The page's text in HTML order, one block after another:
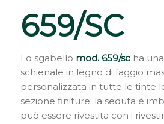
659/SC
Lo sgabello mod. 659/scha
schienale in legno di faggio
personalizzata in tutte le tinte
sezione finiture; la seduta è
può essere rivestita con i